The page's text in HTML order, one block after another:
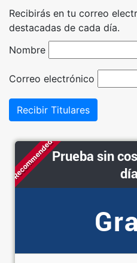
Recibirás en tu correo
destacadas de cada día.
Nombre
Correo electrónico
Recibir Titulares
RecommendedPrueba sin